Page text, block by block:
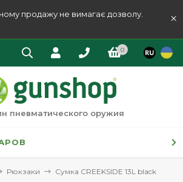
продажу не вимагає дозволу.
×
0
пневматического оружия
Рюкзаки Сумка CREEKSIDE 13L black